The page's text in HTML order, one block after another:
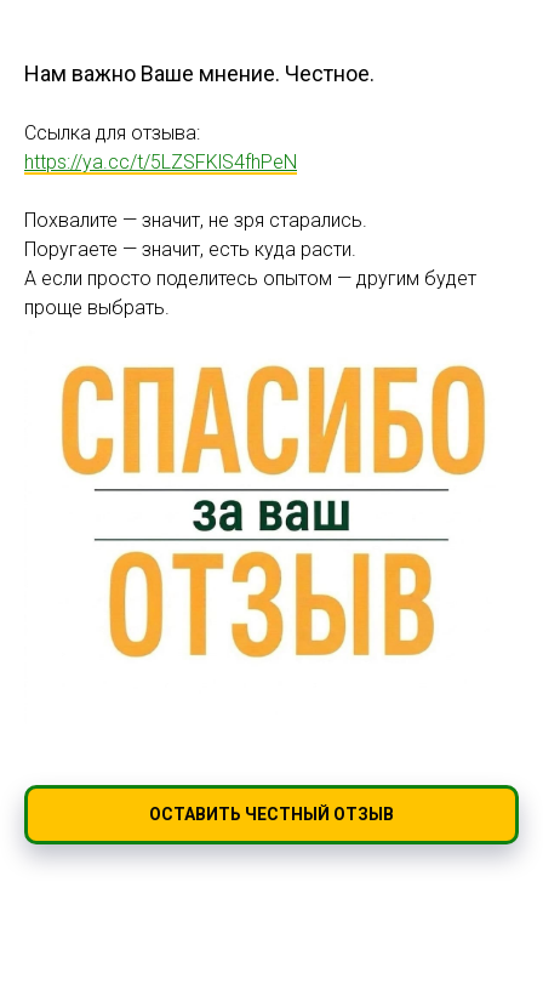
Нам важно Ваше мнение. Честное.
Ссылка для отзыва:
https://ya.cc/t/5LZSFKlS4fhPeN
Похвалите — значит, не зря старались.
Поругаете — значит, есть куда расти.
А если просто поделитесь опытом — другим будет
проще выбрать.
ОСТАВИТЬ ЧЕСТНЫЙ ОТЗЫВ